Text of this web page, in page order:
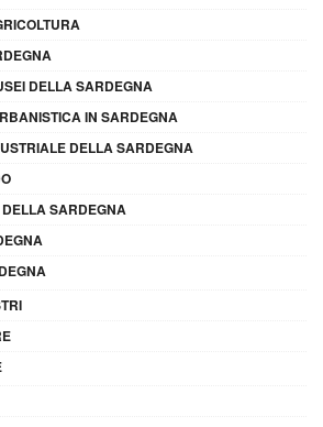
DELLA SARDEGNA
IN SARDEGNA
DELLA SARDEGNA
SARDEGNA